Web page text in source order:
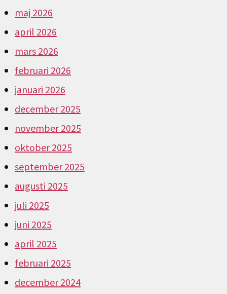
maj 2026
april 2026
mars 2026
februari 2026
januari 2026
december 2025
november 2025
oktober 2025
september 2025
augusti 2025
juli 2025
juni 2025
april 2025
februari 2025
december 2024